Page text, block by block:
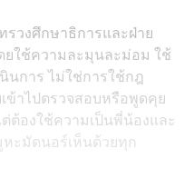
วงศึกษาธิการและฝ่าย
ยใช้ความละมุนละม่อม ใช้
นการ ไม่ใช่การใช้กฎ
ข้าไปตรวจสอบหรือพูดคุย
ต้องใช้ความเป็นพี่น้องและ
ะมัดนอร์เห็นด้วยทุก